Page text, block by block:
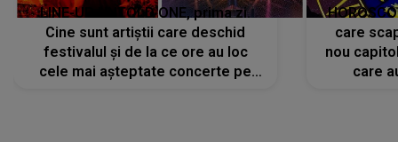
LINE-UP UNTOLD ONE, prima zi.
Cine sunt artiștii care deschid
festivalul și de la ce ore au loc
cele mai așteptate concerte pe
care
nou
care